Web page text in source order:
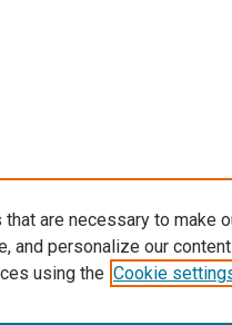
are necessary to make
and personalize our
using the Cookie